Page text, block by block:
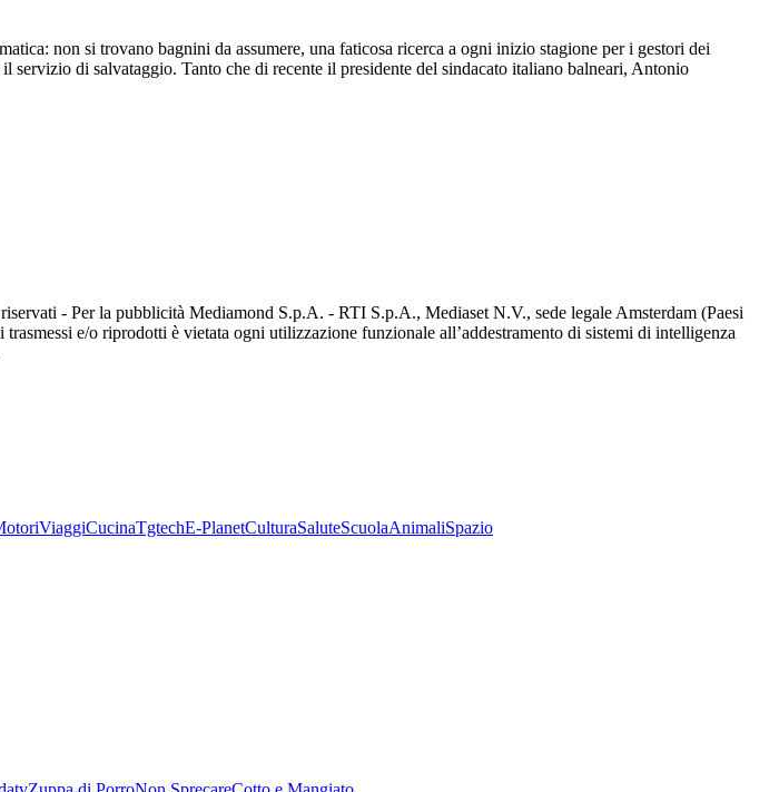
non si trovano bagnini da assumere, una faticosa ricerca a ogni inizio stagione per i gestori dei
di salvataggio. Tanto che di recente il presidente del sindacato italiano balneari, Antonio
- Per la pubblicità Mediamond S.p.A. - RTI S.p.A., Mediaset N.V., sede legale Amsterdam (Paesi
e/o riprodotti è vietata ogni utilizzazione funzionale all’addestramento di sistemi di intelligenza
ViaggiCucinaTgtechE-PlanetCulturaSaluteScuolaAnimaliSpazio